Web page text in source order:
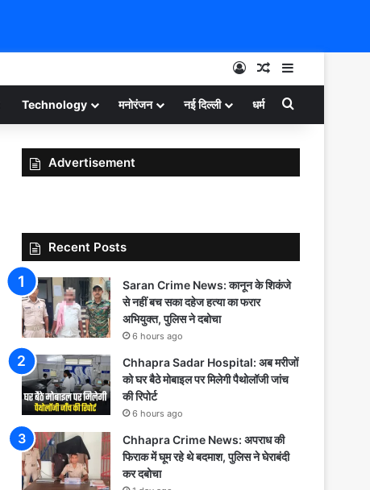
Log InRandom Article
Sidebar
Technology मनोरंजन नई दिल्ली धर्म Search for
Advertisement
Recent Posts
Saran Crime News: कानून के शिकंजे
से नहीं बच सका दहेज हत्या का फरार
अभियुक्त, पुलिस ने दबोचा
6 hours ago
Chhapra Sadar Hospital: अब मरीजों
को घर बैठे मोबाइल पर मिलेगी पैथोलॉजी जांच
की रिपोर्ट
6 hours ago
Chhapra Crime News: अपराध की
फिराक में घूम रहे थे बदमाश, पुलिस ने घेराबंदी
कर दबोचा